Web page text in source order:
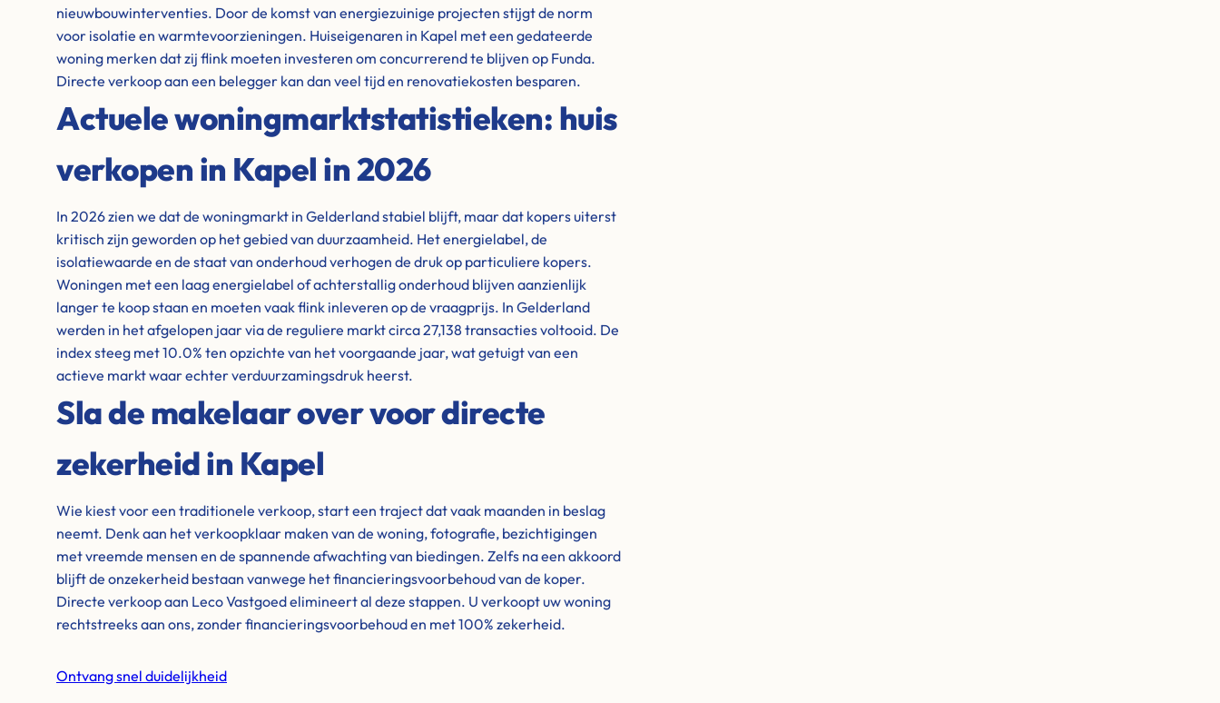
nieuwbouwinterventies. Door de komst van energiezuinige projecten stijgt de norm
voor isolatie en warmtevoorzieningen. Huiseigenaren in Kapel met een gedateerde
woning merken dat zij flink moeten investeren om concurrerend te blijven op Funda.
Directe verkoop aan een belegger kan dan veel tijd en renovatiekosten besparen.
Actuele woningmarktstatistieken: huis
verkopen in Kapel in 2026
In 2026 zien we dat de woningmarkt in Gelderland stabiel blijft, maar dat kopers uiterst
kritisch zijn geworden op het gebied van duurzaamheid. Het energielabel, de
isolatiewaarde en de staat van onderhoud verhogen de druk op particuliere kopers.
Woningen met een laag energielabel of achterstallig onderhoud blijven aanzienlijk
langer te koop staan en moeten vaak flink inleveren op de vraagprijs. In Gelderland
werden in het afgelopen jaar via de reguliere markt circa 27,138 transacties voltooid. De
index steeg met 10.0% ten opzichte van het voorgaande jaar, wat getuigt van een
actieve markt waar echter verduurzamingsdruk heerst.
Sla de makelaar over voor directe
zekerheid in Kapel
Wie kiest voor een traditionele verkoop, start een traject dat vaak maanden in beslag
neemt. Denk aan het verkoopklaar maken van de woning, fotografie, bezichtigingen
met vreemde mensen en de spannende afwachting van biedingen. Zelfs na een akkoord
blijft de onzekerheid bestaan vanwege het financieringsvoorbehoud van de koper.
Directe verkoop aan Leco Vastgoed elimineert al deze stappen. U verkoopt uw woning
rechtstreeks aan ons, zonder financieringsvoorbehoud en met 100% zekerheid.
Ontvang snel duidelijkheid